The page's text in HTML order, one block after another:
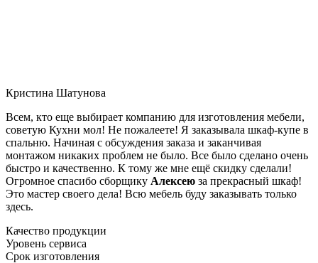
Кристина Шатунова
Всем, кто еще выбирает компанию для изготовления мебели,
советую Кухни мол! Не пожалеете! Я заказывала шкаф-купе в
спальню. Начиная с обсуждения заказа и заканчивая
монтажом никаких проблем не было. Все было сделано очень
быстро и качественно. К тому же мне ещё скидку сделали!
Огромное спасибо сборщику Алексею за прекрасный шкаф!
Это мастер своего дела! Всю мебель буду заказывать только
здесь.
Качество продукции
Уровень сервиса
Срок изготовления